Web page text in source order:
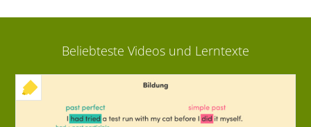
Beliebteste Videos und Lerntexte